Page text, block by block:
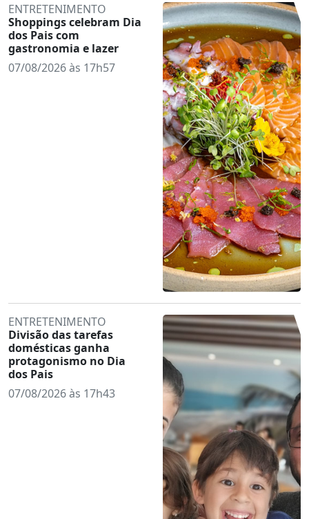
ENTRETENIMENTO
Shoppings celebram Dia
dos Pais com
gastronomia e lazer
07/08/2026 às 17h57
ENTRETENIMENTO
Divisão das tarefas
domésticas ganha
protagonismo no Dia
dos Pais
07/08/2026 às 17h43